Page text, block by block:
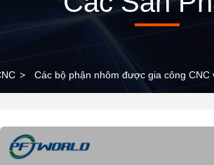
> Các bộ phận nhôm được gia công